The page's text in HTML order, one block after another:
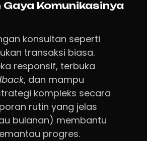
Gaya Komunikasinya
konsultan seperti
transaksi biasa.
responsif, terbuka
, dan mampu
kompleks secara
rutin yang jelas
bulanan) membantu
progres.